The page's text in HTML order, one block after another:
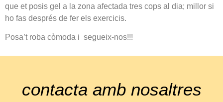
que et posis gel a la zona afectada tres cops al dia; millor si
ho fas després de fer els exercicis.
Posa’t roba còmoda i segueix-nos!!!
contacta amb nosaltres